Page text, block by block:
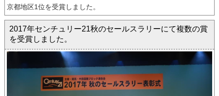
京都地区1位を受賞しました。
2017年センチュリー21秋のセールスラリーにて複数の賞
を受賞しました。